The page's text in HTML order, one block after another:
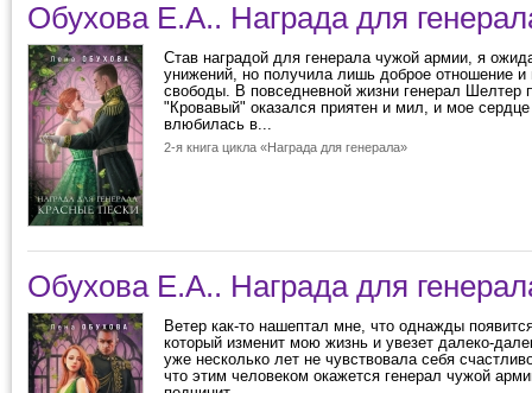
Обухова Е.А.. Награда для
Став наградой для генерала чужой армии, я
унижений, но получила лишь доброе отношение
свободы. В повседневной жизни генерал Шелтер
"Кровавый" оказался приятен и мил, и мое
влюбилась в...
2-я книга цикла «Награда для генерала»
Обухова Е.А.. Награда для
Ветер как-то нашептал мне, что однажды
который изменит мою жизнь и увезет далеко-
уже несколько лет не чувствовала себя
что этим человеком окажется генерал чужой